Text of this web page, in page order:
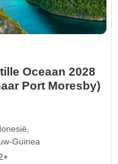
Oceaan 2028
Port Moresby)
Guinea